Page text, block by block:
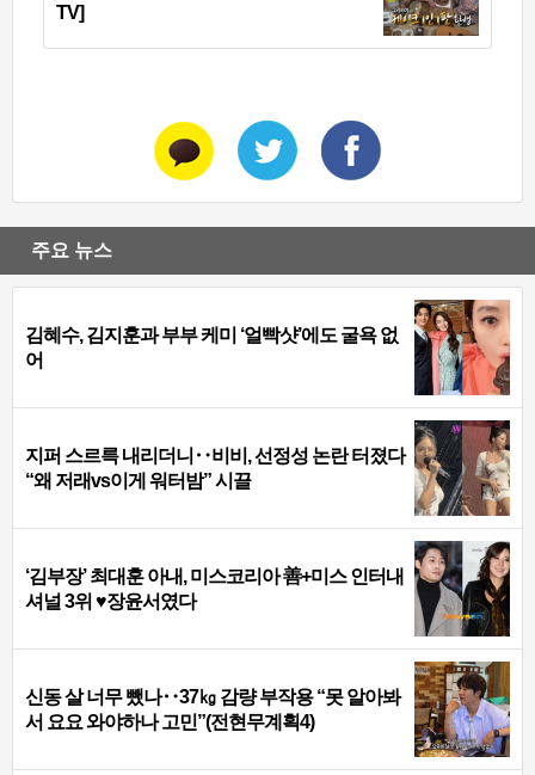
TV]
주요 뉴스
김혜수, 김지훈과 부부 케미 ‘얼빡샷’에도 굴욕 없
어
지퍼 스르륵 내리더니‥비비, 선정성 논란 터졌다
“왜 저래vs이게 워터밤” 시끌
‘김부장’ 최대훈 아내, 미스코리아 善+미스 인터내
셔널 3위 ♥장윤서였다
신동 살 너무 뺐나‥37㎏ 감량 부작용 “못 알아봐
서 요요 와야하나 고민”(전현무계획4)